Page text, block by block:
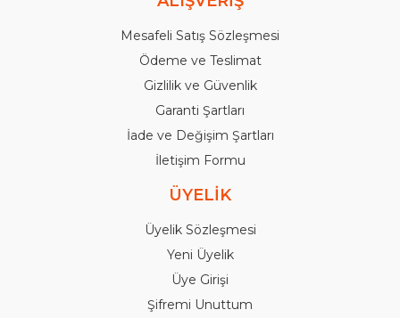
Mesafeli Satış Sözleşmesi
Ödeme ve Teslimat
Gizlilik ve Güvenlik
Garanti Şartları
İade ve Değişim Şartları
İletişim Formu
ÜYELİK
Üyelik Sözleşmesi
Yeni Üyelik
Üye Girişi
Şifremi Unuttum